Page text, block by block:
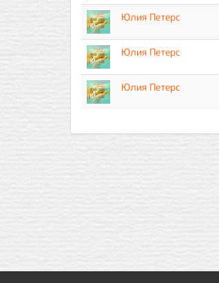
Юлия Петерс
Юлия Петерс
Юлия Петерс